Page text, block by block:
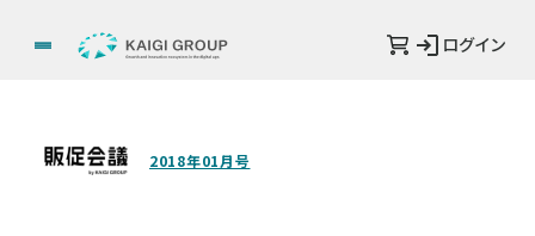
ログイン
2018年01月号